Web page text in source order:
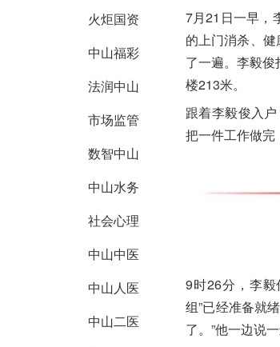
火炬国资
中山福彩
法润中山
市场监管
数智中山
中山水务
社会心理
中山中医
中山人医
中山二医
7月21日一早，
的上门消杀、 健
了一遍。李毅俊
楼213米。
跟着李毅俊入
把一件工作做完
9时26分， 李毅
组”已经准备就
了。”他一边说